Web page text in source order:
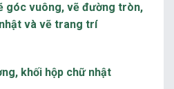
góc vuông, vẽ đường tròn,
và vẽ trang trí
khối hộp chữ nhật